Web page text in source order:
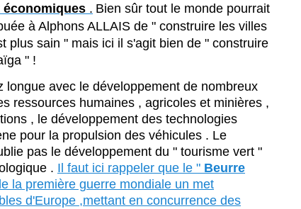
économiques . Bien sûr tout le monde pourrait
à Alphons ALLAIS de " construire les villes
plus sain " mais ici il s'agit bien de " construire
" !
longue avec le développement de nombreux
ressources humaines , agricoles et minières ,
, le développement des technologies
pour la propulsion des véhicules . Le
pas le développement du " tourisme vert "
. Il faut ici rappeler que le " Beurre
la première guerre mondiale un met
d'Europe ,mettant en concurrence des